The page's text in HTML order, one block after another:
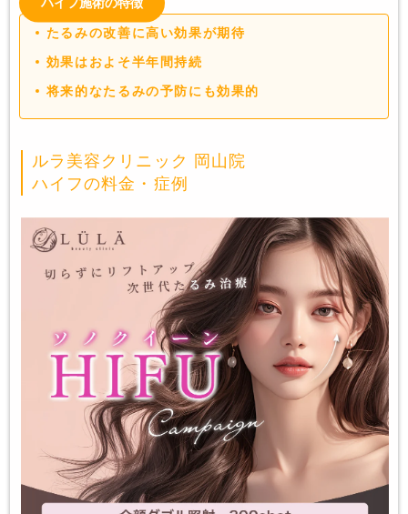
ハイフ施術の特徴
たるみの改善に高い効果が期待
効果はおよそ半年間持続
将来的なたるみの予防にも効果的
ルラ美容クリニック 岡山院
ハイフの料金・症例